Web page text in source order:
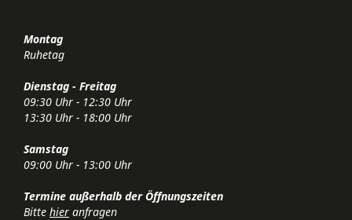
Montag
Ruhetag
Dienstag - Freitag
09:30 Uhr - 12:30 Uhr
13:30 Uhr - 18:00 Uhr
Samstag
09:00 Uhr - 13:00 Uhr
Termine außerhalb der Öffnungszeiten
Bitte hier anfragen